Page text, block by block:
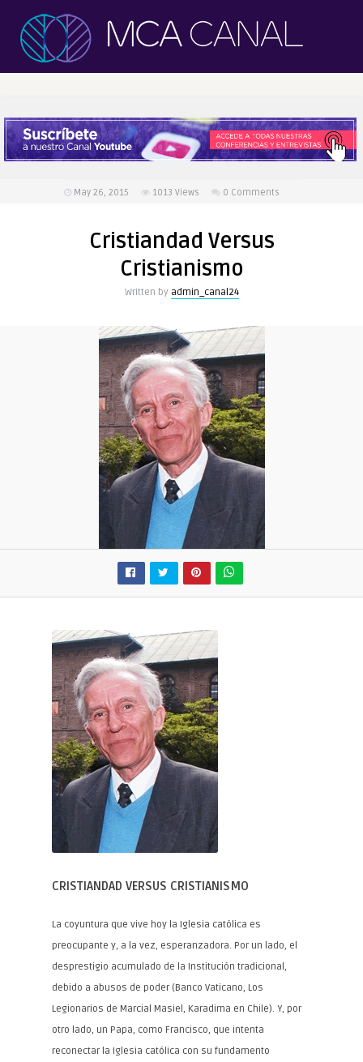
May 26, 2015 1013 Views 0 Comments
Cristiandad Versus
Cristianismo
Written by admin_canal24
CRISTIANDAD VERSUS CRISTIANISMO
La coyuntura que vive hoy la Iglesia católica es
preocupante y, a la vez, esperanzadora. Por un lado, el
desprestigio acumulado de la Institución tradicional,
debido a abusos de poder (Banco Vaticano, Los
Legionarios de Marcial Masiel, Karadima en Chile). Y, por
otro lado, un Papa, como Francisco, que intenta
reconectar la Iglesia católica con su fundamento